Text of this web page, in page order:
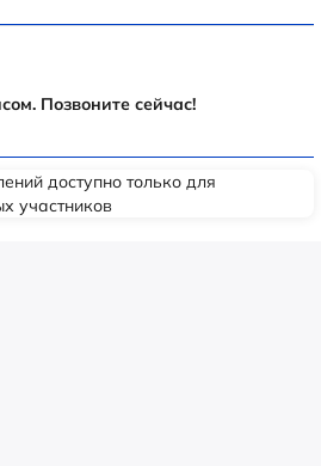
Позвоните сейчас!
доступно только для
участников